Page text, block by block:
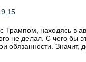
Трампом, находясь в
не делал. С чего бы
обязанности.